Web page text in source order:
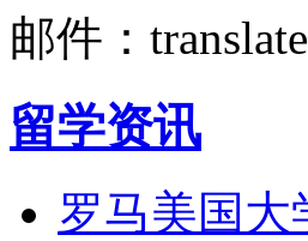
邮件：
留学资讯
罗马美国